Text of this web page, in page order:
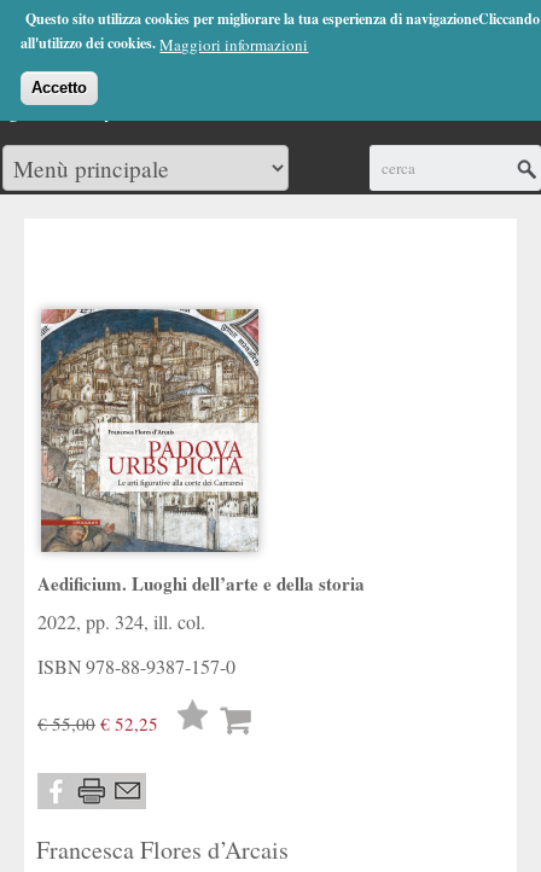
Questo sito utilizza cookies per migliorare la tua esperienza di
all'utilizzo dei cookies. Maggiori informazioni
Accetto
Jump to Navigation
(0)
Aedificium. Luoghi dell’arte e della storia
2022, pp. 324, ill. col.
ISBN978-88-9387-157-0
€ 55,00 € 52,25
Lista
Francesca Flores d’Arcais